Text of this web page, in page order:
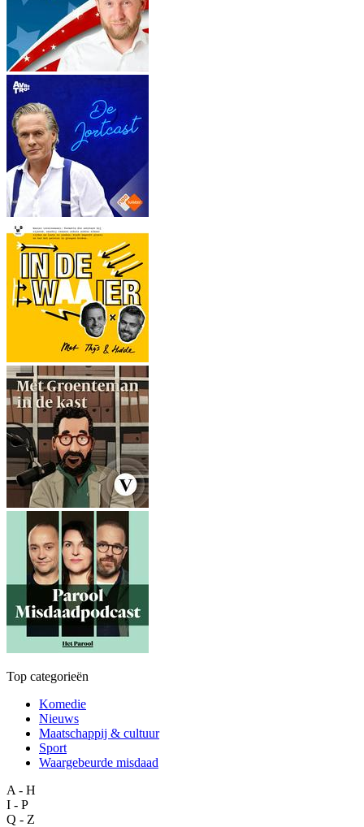
Top categorieën
Komedie
Nieuws
Maatschappij & cultuur
Sport
Waargebeurde misdaad
A - H
I - P
Q - Z